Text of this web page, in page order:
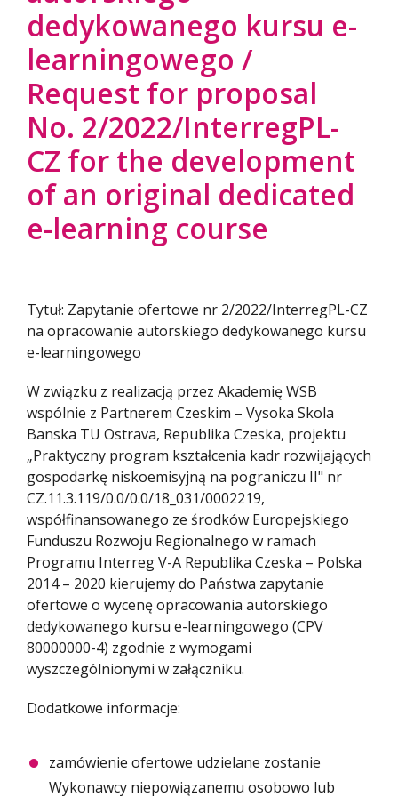
dedykowanego kursu e-
learningowego /
Request for proposal
No. 2/2022/InterregPL-
CZ for the development
of an original dedicated
e-learning course
Tytuł: Zapytanie ofertowe nr 2/2022/InterregPL-CZ
na opracowanie autorskiego dedykowanego kursu
e-learningowego
W związku z realizacją przez Akademię WSB
wspólnie z Partnerem Czeskim – Vysoka Skola
Banska TU Ostrava, Republika Czeska, projektu
„Praktyczny program kształcenia kadr rozwijających
gospodarkę niskoemisyjną na pograniczu II" nr
CZ.11.3.119/0.0/0.0/18_031/0002219,
współfinansowanego ze środków Europejskiego
Funduszu Rozwoju Regionalnego w ramach
Programu Interreg V-A Republika Czeska – Polska
2014 – 2020 kierujemy do Państwa zapytanie
ofertowe o wycenę opracowania autorskiego
dedykowanego kursu e-learningowego (CPV
80000000-4) zgodnie z wymogami
wyszczególnionymi w załączniku.
Dodatkowe informacje:
zamówienie ofertowe udzielane zostanie
Wykonawcy niepowiązanemu osobowo lub